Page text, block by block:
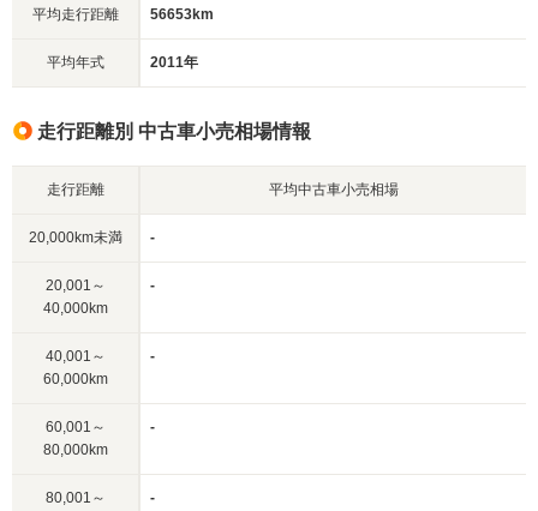
平均走行距離 56653km
平均年式 2011年
走行距離別 中古車小売相場情報
走行距離 平均中古車小売相場
20,000km未満 -
20,001～
40,000km
-
40,001～
60,000km
-
60,001～
80,000km
-
80,001～
-